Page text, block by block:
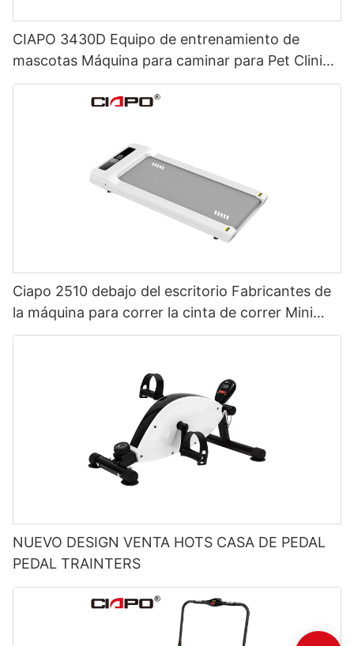
CIAPO 3430D Equipo de entrenamiento de
mascotas Máquina para caminar para Pet Clinic
y Animal Hospital
Ciapo 2510 debajo del escritorio Fabricantes de
la máquina para correr la cinta de correr Mini
cinta de correr en la cinta de correr en la cinta
NUEVO DESIGN VENTA HOTS CASA DE PEDAL
PEDAL TRAINTERS